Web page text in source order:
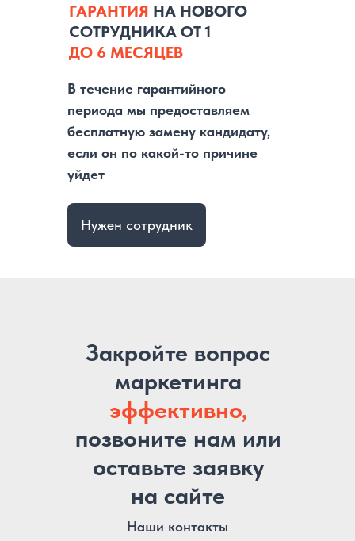
ГАРАНТИЯ НА НОВОГО
СОТРУДНИКА ОТ 1
ДО 6 МЕСЯЦЕВ
В течение гарантийного
периода мы предоставляем
бесплатную замену кандидату,
если он по какой-то причине
уйдет
Нужен сотрудник
Закройте вопрос
маркетинга
эффективно,
позвоните нам или
оставьте заявку
на сайте
Наши контакты